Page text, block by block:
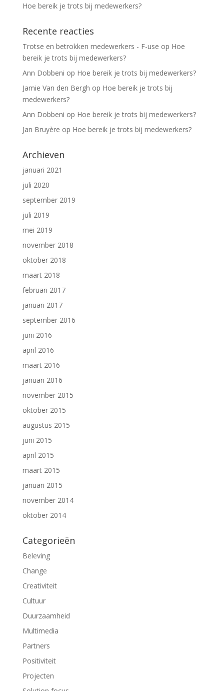
Hoe bereik je trots bij medewerkers?
Recente reacties
Trotse en betrokken medewerkers - F-use op Hoe
bereik je trots bij medewerkers?
Ann Dobbeni op Hoe bereik je trots bij medewerkers?
Jamie Van den Bergh op Hoe bereik je trots bij
medewerkers?
Ann Dobbeni op Hoe bereik je trots bij medewerkers?
Jan Bruyère op Hoe bereik je trots bij medewerkers?
Archieven
januari 2021
juli 2020
september 2019
juli 2019
mei 2019
november 2018
oktober 2018
maart 2018
februari 2017
januari 2017
september 2016
juni 2016
april 2016
maart 2016
januari 2016
november 2015
oktober 2015
augustus 2015
juni 2015
april 2015
maart 2015
januari 2015
november 2014
oktober 2014
Categorieën
Beleving
Change
Creativiteit
Cultuur
Duurzaamheid
Multimedia
Partners
Positiviteit
Projecten